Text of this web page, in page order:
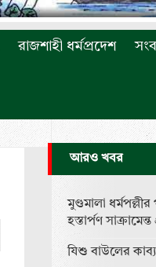
রাজশাহী ধর্মপ্রদেশ
আরও খবর
মুণ্ডমালা
হস্তার্পণ সাক্রামেন্ত
যিশু বাউলের